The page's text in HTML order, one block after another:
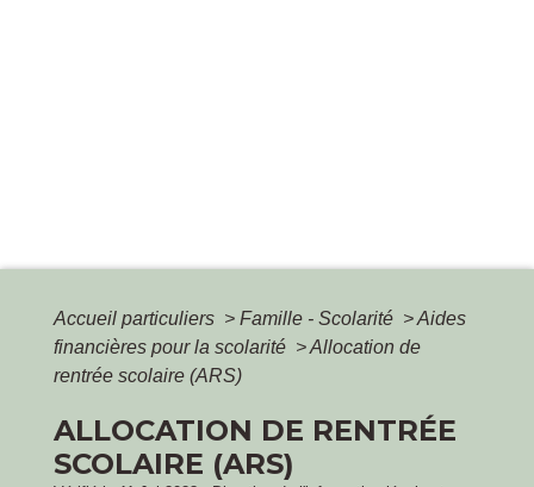
Accueil particuliers > Famille - Scolarité >Aides
financières pour la scolarité >Allocation de
rentrée scolaire (ARS)
ALLOCATION DE RENTRÉE
SCOLAIRE (ARS)